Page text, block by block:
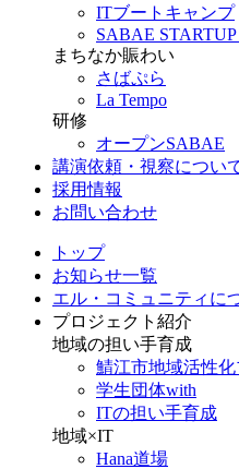
ITブートキャンプ
SABAE STARTUP
まちなか賑わい
さばぷら
La Tempo
研修
オープンSABAE
講演依頼・視察につい
採用情報
お問い合わせ
トップ
お知らせ一覧
エル・コミュニティに
プロジェクト紹介
地域の担い手育成
鯖江市地域活性
学生団体with
ITの担い手育成
地域×IT
Hana道場